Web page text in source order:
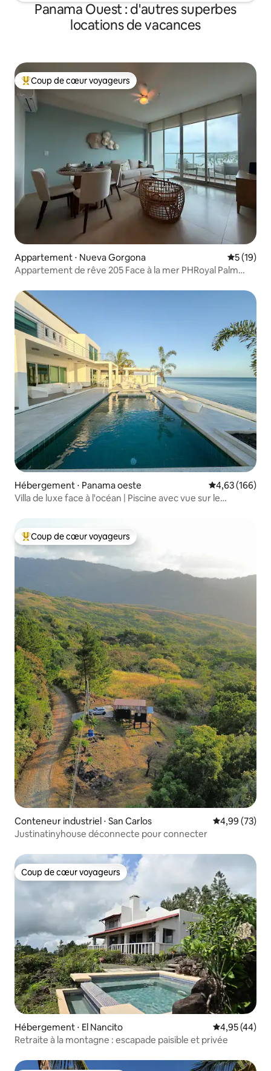
Panama Ouest : d'autres superbes
locations de vacances
Coups de cœur voyageurs les plus appréciés
Coup de cœur voyageurs
Appartement ⋅ Nueva Gorgona
5 (19)
Appartement de rêve 205 Face à la mer PHRoyal Palm
Hébergement ⋅ Panama oeste Évaluation
4,63 (166)
Villa de luxe face à l'océan | Piscine avec vue sur le
Coups de cœur voyageurs les plus appréciés
Coup de cœur voyageurs
Conteneur industriel ⋅ San Carlos Évaluation
4,99 (73)
Justinatinyhouse déconnecte pour connecter
Coup de cœur voyageurs
Coup de cœur voyageurs
Hébergement ⋅ El Nancito Évaluation
4,95 (44)
Retraite à la montagne : escapade paisible et privée